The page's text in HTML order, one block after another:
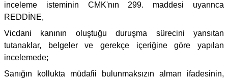
inceleme isteminin CMK'nın 299. maddesi uyarınca
REDDİNE,
Vicdani kanının oluştuğu duruşma sürecini yansıtan
tutanaklar, belgeler ve gerekçe içeriğine göre yapılan
incelemede;
Sanığın kollukta müdafii bulunmaksızın alman ifadesinin,